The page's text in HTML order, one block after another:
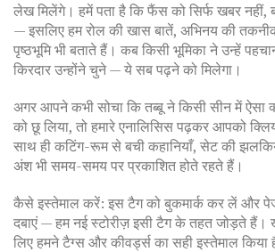
लेख मिलेंगे। हमें पता है कि फैंस को सिर्फ खबर नहीं,
— इसलिए हम रोल की खास बातें, अभिनय की
पृष्ठभूमि भी बताते हैं। कब किसी भूमिका ने उन्हें
किरदार उन्होंने चुने — ये सब पढ़ने को मिलेगा।
अगर आपने कभी सोचा कि तब्बू ने किसी सीन में ऐसा
को छू लिया, तो हमारे एनालिसिस पढ़कर आपको
साथ ही कटिंग-रूम से बची कहानियाँ, सेट की
अंश भी समय-समय पर प्रकाशित होते रहते हैं।
कैसे इस्तेमाल करें: इस टैग को बुकमार्क कर लें और
दबाएं — हम नई स्टोरीज़ इसी टैग के तहत जोड़ते
लिए हमने टैग्स और कीवर्ड्स का सही इस्तेमाल किया